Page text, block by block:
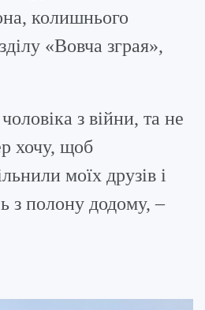
колишнього
«Вовча зграя»,
з війни, та не
хочу, щоб
моїх друзів і
з полону додому, –